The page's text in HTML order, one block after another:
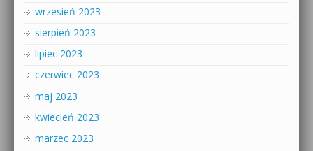
wrzesień 2023
sierpień 2023
lipiec 2023
czerwiec 2023
maj 2023
kwiecień 2023
marzec 2023